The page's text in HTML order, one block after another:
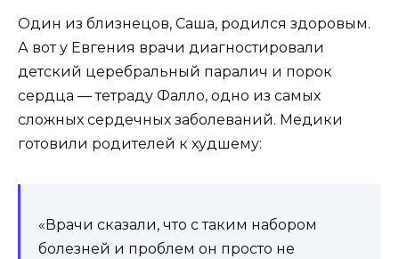
Один из близнецов, Саша, родился здоровым.
А вот у Евгения врачи диагностировали
детский церебральный паралич и порок
сердца — тетраду Фалло, одно из самых
сложных сердечных заболеваний. Медики
готовили родителей к худшему:
«Врачи сказали, что с таким набором
болезней и проблем он просто не